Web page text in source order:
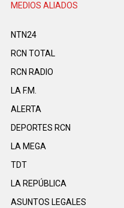
MEDIOS ALIADOS
NTN24
RCN TOTAL
RCN RADIO
LA F.M.
ALERTA
DEPORTES RCN
LA MEGA
TDT
LA REPÚBLICA
ASUNTOS LEGALES